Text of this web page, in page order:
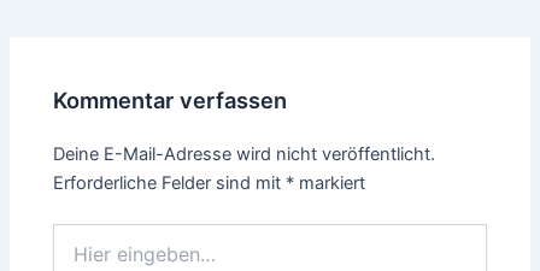
Kommentar verfassen
Deine E-Mail-Adresse wird nicht veröffentlicht.
Erforderliche Felder sind mit * markiert
eingeben…